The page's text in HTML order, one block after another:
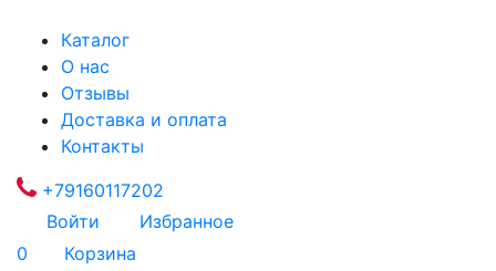
Каталог
О нас
Отзывы
Доставка и оплата
Контакты
+79160117202
Войти
Избранное
0
Корзина